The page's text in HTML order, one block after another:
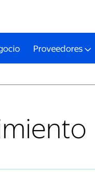
Proveedores